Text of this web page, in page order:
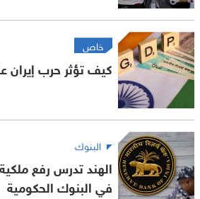
خاص
كيف تؤثر حرب إيران
البنوك
في البنوك الحكومية